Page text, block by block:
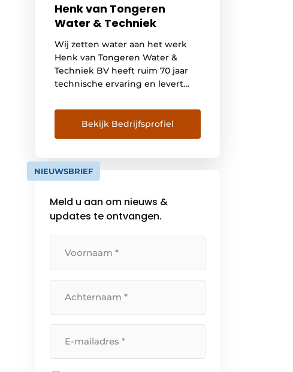
Henk van Tongeren
Water & Techniek
Wij zetten water aan het werk
Henk van Tongeren Water &
Techniek BV heeft ruim 70 jaar
technische ervaring en levert
de overheid veelzijdige
oplossingen op het gebied van
water en techniek. Wij zetten
infra-, bouw- en waterprojecten
in beweging te krijgen,
Bekijk Bedrijfsprofiel
NIEUWSBRIEF
Meld u aan om nieuws &
updates te ontvangen.